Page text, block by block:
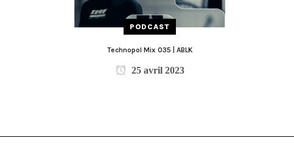
PODCAST
Technopol Mix 035 | ABLK
25 avril 2023